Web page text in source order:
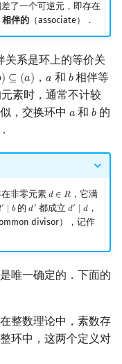
了一个可逆元，即存在
相伴的 （associate）．
关系是环上的等价关
) ⊆ (𝑎)
) ⊆( a) ，𝑎
a 和 𝑏
b相伴等
素时，通常不计较
，交换环中 𝑎
a 和𝑏
b 的
非零元素𝑑 ∈ 𝑅
d ∈R ，它满
′ ∣ 𝑏
′ 的𝑑′
d′ 都成立 𝑑′ ∣ 𝑑
d′
，
divisor），记作
唯一确定的．下面的
整数理论中，素数存
环中，这两个定义对